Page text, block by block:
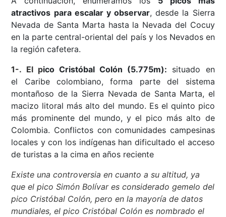
atractivos para escalar y observar, desde la Sierra
Nevada de Santa Marta hasta la Nevada del Cocuy
en la parte central-oriental del país y los Nevados en
la región cafetera.
1-. El pico Cristóbal Colón (5.775m): situado en
el Caribe colombiano, forma parte del sistema
montañoso de la Sierra Nevada de Santa Marta, el
macizo litoral más alto del mundo. Es el quinto pico
más prominente del mundo, y el pico más alto de
Colombia. Conflictos con comunidades campesinas
locales y con los indígenas han dificultado el acceso
de turistas a la cima en años reciente
Existe una controversia en cuanto a su altitud, ya
que el pico Simón Bolívar es considerado gemelo del
pico Cristóbal Colón, pero en la mayoría de datos
mundiales, el pico Cristóbal Colón es nombrado el